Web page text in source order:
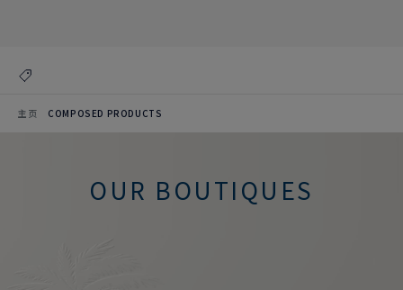
主页 COMPOSED PRODUCTS
OUR BOUTIQUES